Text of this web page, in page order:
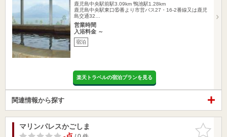
鹿児島中央駅前駅3.09km 鴨池駅1.28km
鹿児島中央駅東口⑮番より市営バス27・16-2番線又は鹿児
島交通32…
営業時間
入浴料金 ～
宿泊
楽天トラベルの宿泊プランを見る
関連情報から探す
お気に入
りに追加
マリンパレスかごしま